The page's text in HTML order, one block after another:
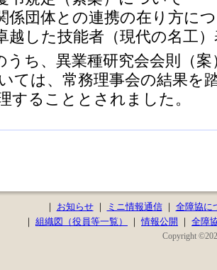
係団体との連携の在り方に
越した技能者（現代の名工
うち、異業種研究会会則（
ては、常務理事会の結果を
することとされました。
｜ お知らせ｜ ミニ情報通信｜ 全障協に
｜ 組織図（役員等一覧） ｜情報公開 ｜ 全障
Copyright